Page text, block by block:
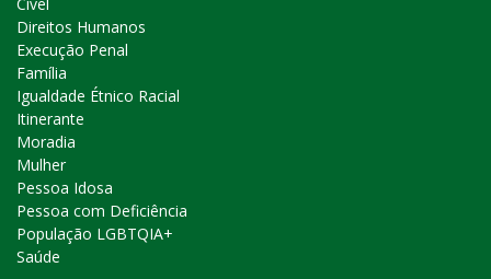
Direitos Humanos
Execução Penal
Família
Igualdade Étnico Racial
Itinerante
Moradia
Mulher
Pessoa Idosa
Pessoa com Deficiência
População LGBTQIA+
Saúde